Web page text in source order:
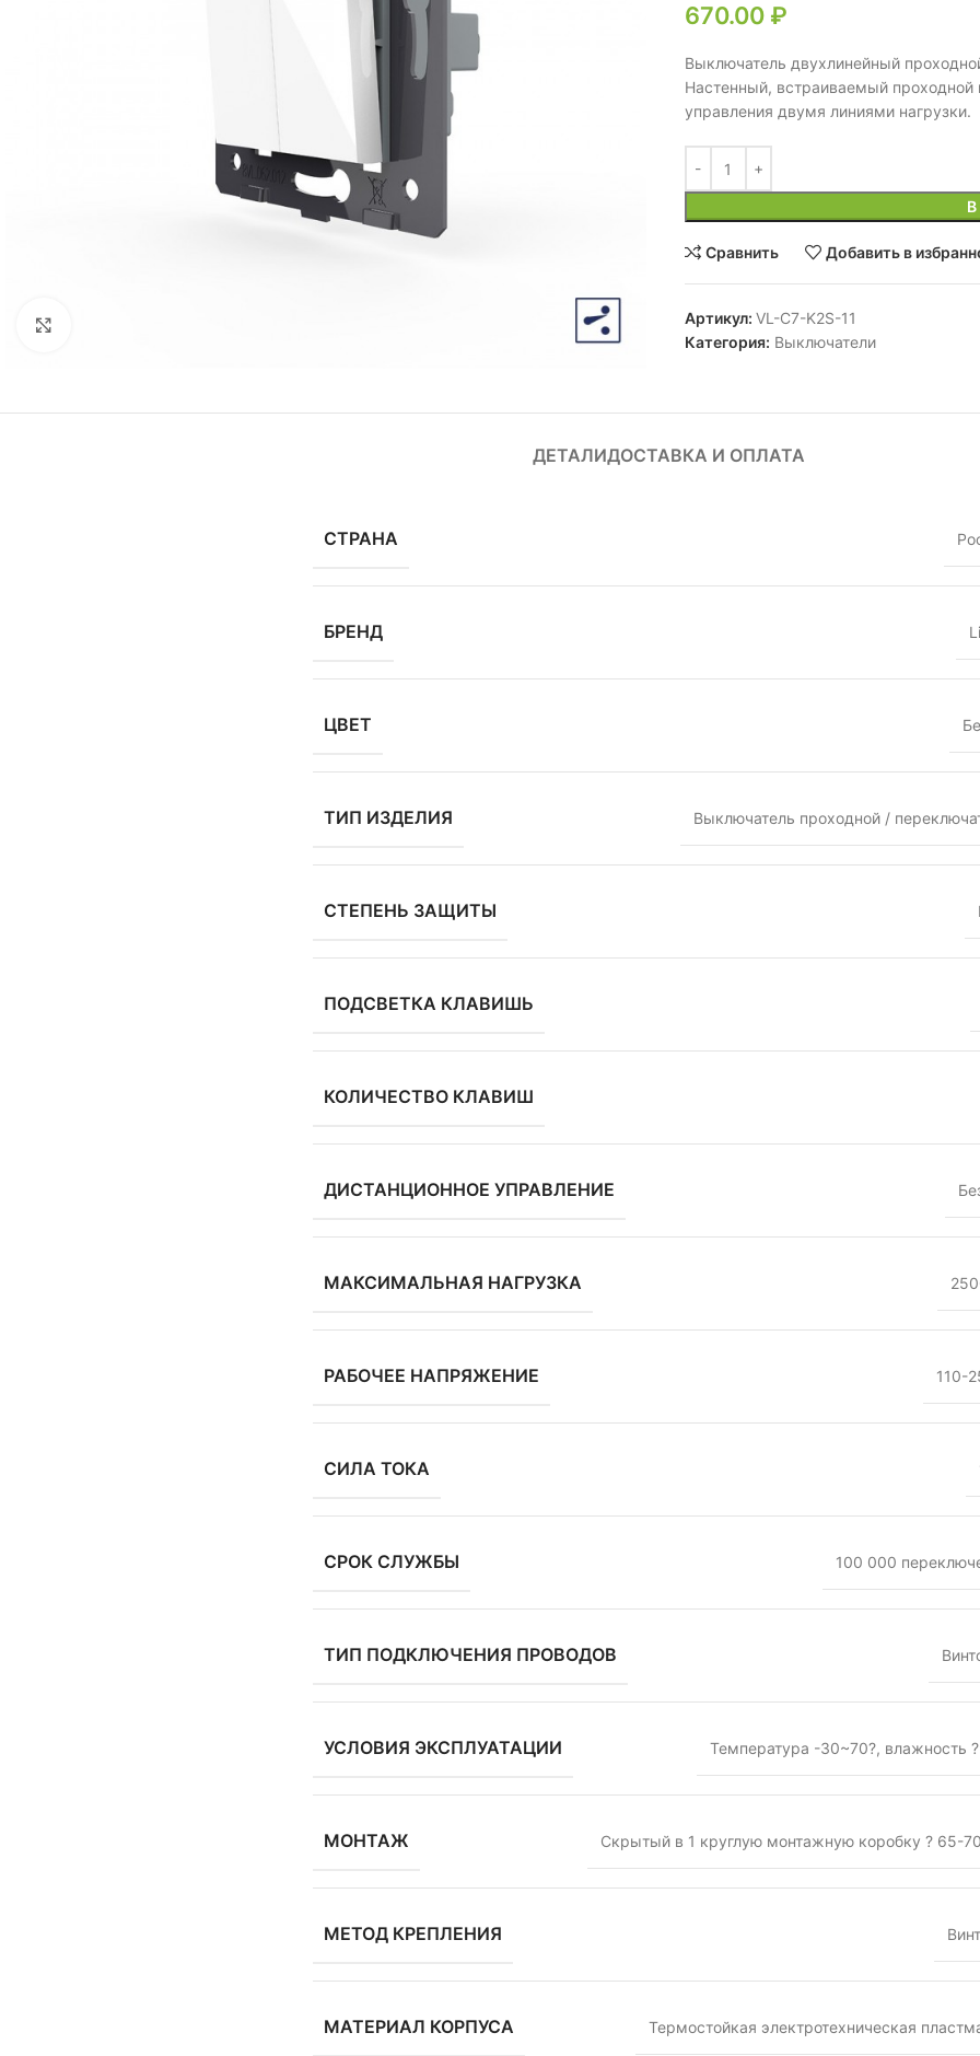
670.00 ₽
Выключатель двухлинейный
Настенный, встраиваемый
управления двумя линиями нагрузки.
Сравнить Добавить в
Артикул: VL-C7-K2S-11
Категория: Выключатели
ДЕТАЛИДОСТАВКА И ОПЛАТА
СТРАНА
БРЕНД
ЦВЕТ
ТИП ИЗДЕЛИЯ Выключатель проходной /
СТЕПЕНЬ ЗАЩИТЫ
ПОДСВЕТКА КЛАВИШЬ
КОЛИЧЕСТВО КЛАВИШ
ДИСТАНЦИОННОЕ УПРАВЛЕНИЕ
МАКСИМАЛЬНАЯ НАГРУЗКА
РАБОЧЕЕ НАПРЯЖЕНИЕ 110-
СИЛА ТОКА
СРОК СЛУЖБЫ 100 000
ТИП ПОДКЛЮЧЕНИЯ ПРОВОДОВ
УСЛОВИЯ ЭКСПЛУАТАЦИИ Температура -30~70?, влажность
МОНТАЖ Скрытый в 1 круглую монтажную коробку ? 65-
МЕТОД КРЕПЛЕНИЯ
МАТЕРИАЛ КОРПУСА Термостойкая электротехническая